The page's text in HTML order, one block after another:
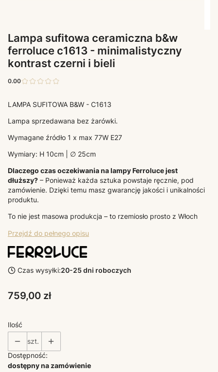
Lampa sufitowa ceramiczna b&w
ferroluce c1613 - minimalistyczny
kontrast czerni i bieli
0.00
LAMPA SUFITOWA B&W - C1613
Lampa sprzedawana bez żarówki.
Wymagane źródło 1 x max 77W E27
Wymiary: H 10cm | ∅ 25cm
Dlaczego czas oczekiwania na lampy Ferroluce jest
dłuższy? – Ponieważ każda sztuka powstaje ręcznie, pod
zamówienie. Dzięki temu masz gwarancję jakości i unikalności
produktu.
To nie jest masowa produkcja – to rzemiosło prosto z Włoch
Przejdź do pełnego opisu
Czas wysyłki:20-25 dni roboczych
Cena
759,00 zł
Ilość
szt.
Dostępność:
dostępny na zamówienie